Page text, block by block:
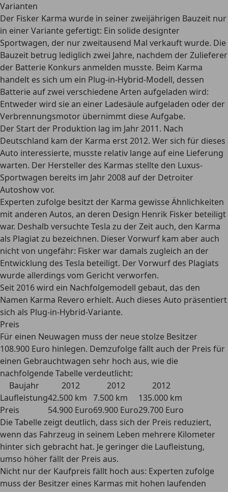
Varianten
Der Fisker Karma wurde in seiner zweijährigen Bauzeit nur
in einer Variante gefertigt: Ein solide designter
Sportwagen, der nur zweitausend Mal verkauft wurde. Die
Bauzeit betrug lediglich zwei Jahre, nachdem der Zulieferer
der Batterie Konkurs anmelden musste. Beim Karma
handelt es sich um ein Plug-in-Hybrid-Modell, dessen
Batterie auf zwei verschiedene Arten aufgeladen wird:
Entweder wird sie an einer Ladesäule aufgeladen oder der
Verbrennungsmotor übernimmt diese Aufgabe.
Der Start der Produktion lag im Jahr 2011. Nach
Deutschland kam der Karma erst 2012. Wer sich für dieses
Auto interessierte, musste relativ lange auf eine Lieferung
warten. Der Hersteller des Karmas stellte den Luxus-
Sportwagen bereits im Jahr 2008 auf der Detroiter
Autoshow vor.
Experten zufolge besitzt der Karma gewisse Ähnlichkeiten
mit anderen Autos, an deren Design Henrik Fisker beteiligt
war. Deshalb versuchte Tesla zu der Zeit auch, den Karma
als Plagiat zu bezeichnen. Dieser Vorwurf kam aber auch
nicht von ungefähr: Fisker war damals zugleich an der
Entwicklung des Tesla beteiligt. Der Vorwurf des Plagiats
wurde allerdings vom Gericht verworfen.
Seit 2016 wird ein Nachfolgemodell gebaut, das den
Namen Karma Revero erhielt. Auch dieses Auto präsentiert
sich als Plug-in-Hybrid-Variante.
Preis
Für einen Neuwagen muss der neue stolze Besitzer
108.900 Euro hinlegen. Demzufolge fällt auch der Preis für
einen Gebrauchtwagen sehr hoch aus, wie die
nachfolgende Tabelle verdeutlicht:
Baujahr
2012 2012
2012
Laufleistung42.500 km 7.500 km
135.000 km
Preis
54.900 Euro69.900 Euro29.700 Euro
Die Tabelle zeigt deutlich, dass sich der Preis reduziert,
wenn das Fahrzeug in seinem Leben mehrere Kilometer
hinter sich gebracht hat. Je geringer die Laufleistung,
umso höher fällt der Preis aus.
Nicht nur der Kaufpreis fällt hoch aus: Experten zufolge
muss der Besitzer eines Karmas mit hohen laufenden